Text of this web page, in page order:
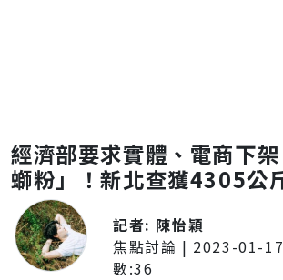
經濟部要求實體、電商下
螄粉」！新北查獲4305公
記者: 陳怡穎
焦點討論 | 2023-01-
數:36